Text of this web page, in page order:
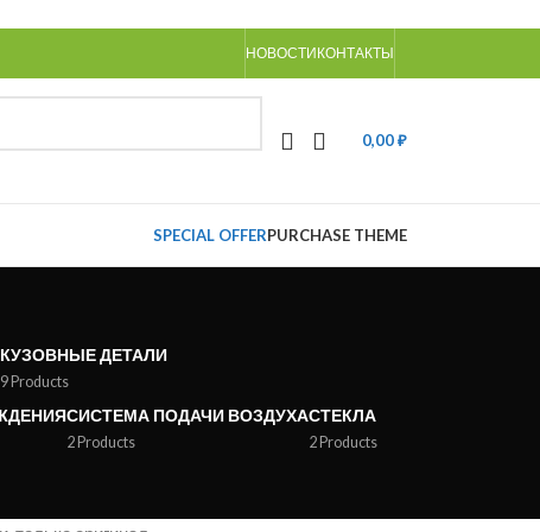
НОВОСТИКОНТАКТЫ
0,00₽
SPECIAL OFFERPURCHASE THEME
КУЗОВНЫЕ ДЕТАЛИ
9 Products
СИСТЕМА ПОДАЧИ ВОЗДУХА
2 Products
СТЕКЛА
2 Products